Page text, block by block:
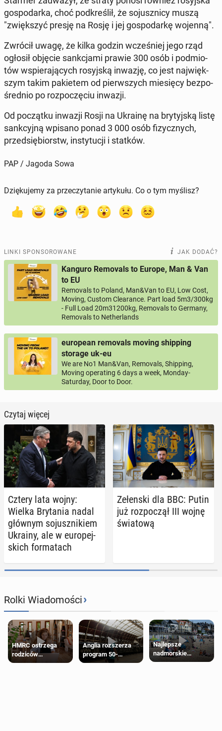
go­spo­dar­ka, choć pod­kre­ślił, że so­jusz­ni­cy muszą
"zwięk­szyć presję na Rosję i jej go­spo­dar­kę wojenną".
Zwrócił uwagę, że kilka godzin wcze­śniej jego rząd
ogłosił objęcie sank­cja­mi prawie 300 osób i pod­mio­
tów wspie­ra­ją­cych ro­syj­ską inwazję, co jest naj­więk­
szym takim pa­kie­tem od pierw­szych mie­się­cy bez­po­
śred­nio po roz­po­czę­ciu inwazji.
Od po­cząt­ku inwazji Rosji na Ukrainę na bry­tyj­ską listę
sank­cyj­ną wpisano ponad 3 000 osób fi­zycz­nych,
przed­się­biorstw, in­sty­tu­cji i statków.
PAP / Jagoda Sowa
Dziękujemy za przeczytanie artykułu. Co o tym myślisz?
LINKI SPONSOROWANE JAK DODAĆ?
Kanguro Removals to Europe, Man & Van
to EU
Removals to Poland, Man&Van to EU, Low Cost,
Moving, Custom Clearance. Part load 5m3/300kg
- Full Load 20m31200kg, Removals to Germany,
Removals to Netherlands
european removals moving shipping
storage uk-eu
We are No1 Man&Van, Removals, Shipping,
Moving operating 6 days a week, Monday-
Saturday, Door to Door.
Czytaj więcej
Cztery lata wojny:
Wielka Bry­ta­nia nadal
głównym so­jusz­ni­kiem
Ukrainy, ale w eu­ro­pej­
skich for­ma­tach
Ze­łen­ski dla BBC: Putin
już roz­po­czął III wojnę
świa­to­wą
Rolki Wiadomości›
HMRC ostrzega
rodziców
pobierających Child
Anglia rozszerza
program 50-
procentowych
Najlepsze
nadmorskie
miasteczko blisko